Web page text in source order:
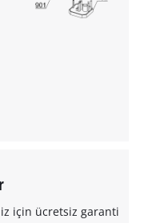
için ücretsiz garanti